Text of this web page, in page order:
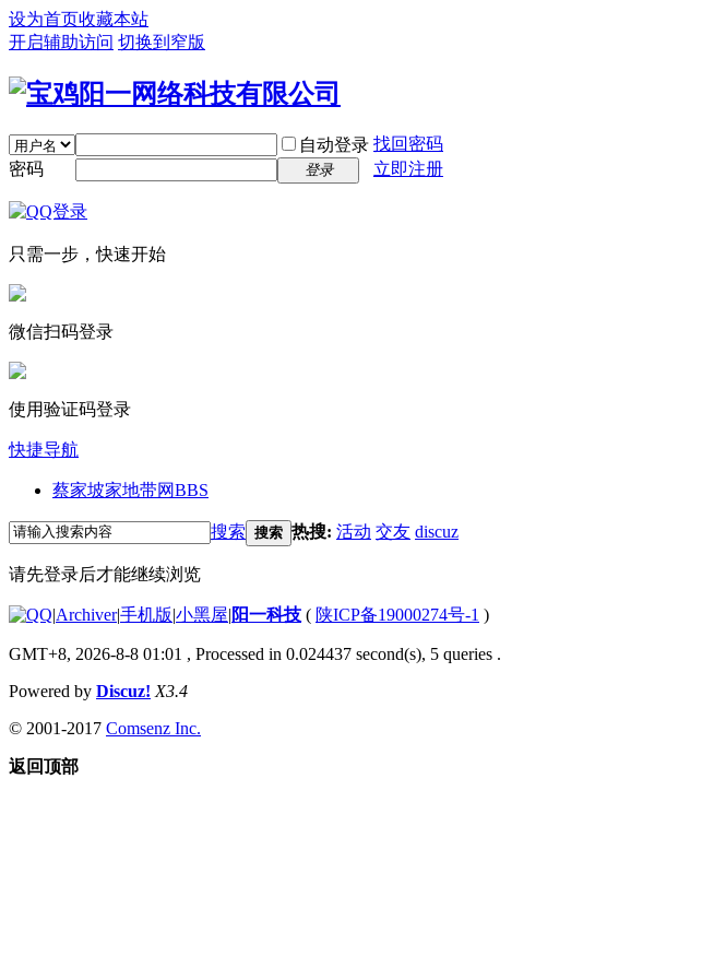
设为首页收藏本站
开启辅助访问 切换到窄版
自动登录 找回密码
密码
登录 立即注册
只需一步，快速开始
微信扫码登录
使用验证码登录
快捷导航
蔡家坡家地带网BBS
搜索 搜索 热搜: 活动 交友 discuz
请先登录后才能继续浏览
|Archiver|手机版|小黑屋| 阳一科技 ( 陕ICP备19000274号-1 )
GMT+8, 2026-8-8 01:01 , Processed in 0.024437 second(s), 5 queries .
Powered by Discuz! X3.4
© 2001-2017 Comsenz Inc.
返回顶部